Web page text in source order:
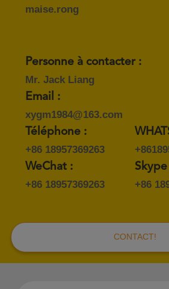
maise.rong
Personne à contacter :
Mr. Jack Liang
Email :
xygm1984@163.com
Téléphone :
+86 18957369263
WeChat :
+86 18957369263
Skype
+86
CONTACT!